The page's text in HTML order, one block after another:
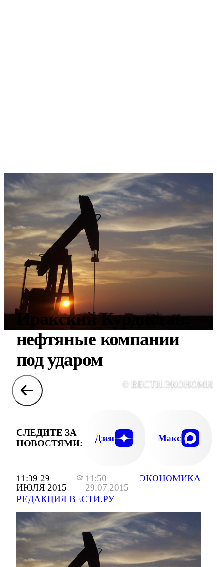
11:39 29
ИЮЛЯ 2015
11:50
29.07.2015
РЕДАКЦИЯ ВЕСТИ.РУ
ЭКОНОМИКА
Иракский Курдистан:
нефтяные компании
под ударом
©
СЛЕДИТЕ ЗА
НОВОСТЯМИ:
Дзен Макс